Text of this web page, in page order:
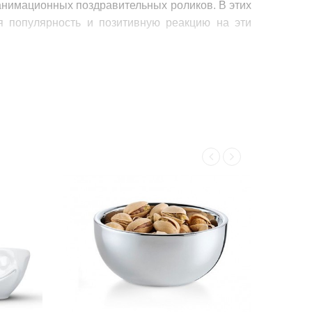
поздравительных роликов. В этих
и позитивную реакцию на эти
шарм.
свои чувства и настроение через
компании Tassen. Здесь находятся
технологий. Бонн также известен
и качество, отражая богатую традицию